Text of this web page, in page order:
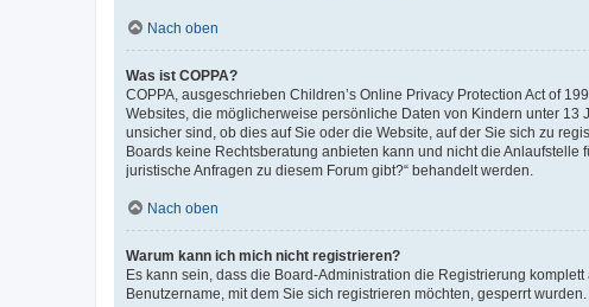
Nach oben
Was ist COPPA?
COPPA, ausgeschrieben Children’s Online Privacy Protection Act of
Websites, die möglicherweise persönliche Daten von Kindern unter
unsicher sind, ob dies auf Sie oder die Website, auf der Sie sich zu
Boards keine Rechtsberatung anbieten kann und nicht die
juristische Anfragen zu diesem Forum gibt?“ behandelt werden.
Nach oben
Warum kann ich mich nicht registrieren?
Es kann sein, dass die Board-Administration die Registrierung
Benutzername, mit dem Sie sich registrieren möchten, gesperrt